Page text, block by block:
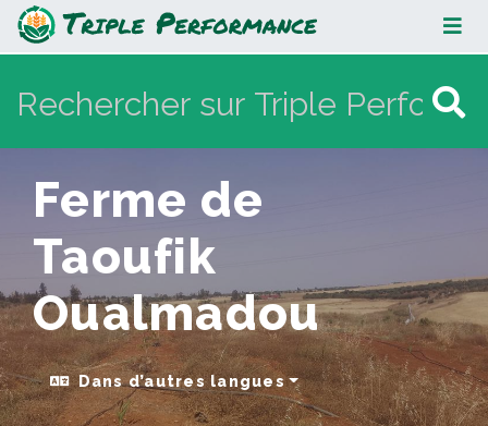
Ferme de Taoufik Oualmadou
Ferme de
Taoufik
Oualmadou
Dans d’autres langues